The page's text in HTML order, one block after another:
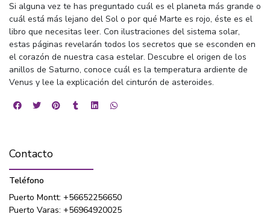
Si alguna vez te has preguntado cuál es el planeta más grande o
cuál está más lejano del Sol o por qué Marte es rojo, éste es el
libro que necesitas leer. Con ilustraciones del sistema solar,
estas páginas revelarán todos los secretos que se esconden en
el corazón de nuestra casa estelar. Descubre el origen de los
anillos de Saturno, conoce cuál es la temperatura ardiente de
Venus y lee la explicación del cinturón de asteroides.
Contacto
Teléfono
Puerto Montt: +56652256650
Puerto Varas: +56964920025